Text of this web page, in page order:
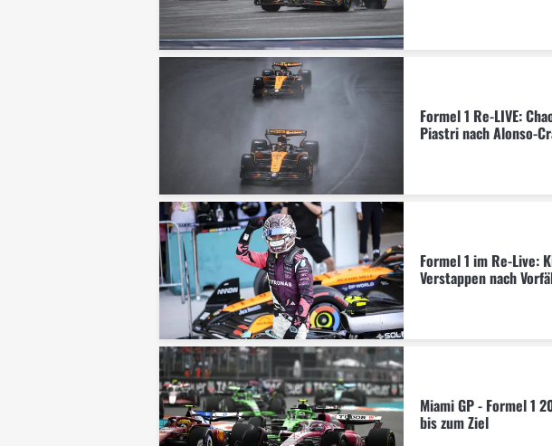
Formel 1 Re-LIVE:
Piastri nach Alonso-
Formel 1 im Re-Live:
Verstappen nach
Miami GP - Formel 1
bis zum Ziel